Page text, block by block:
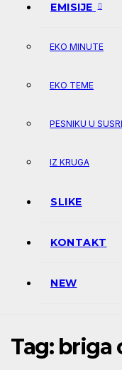
EMISIJE
EKO MINUTE
EKO TEME
PESNIKU U
IZ KRUGA
SLIKE
KONTAKT
NEW
Tag: briga